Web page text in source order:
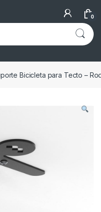
0
Bicicleta para Tecto –